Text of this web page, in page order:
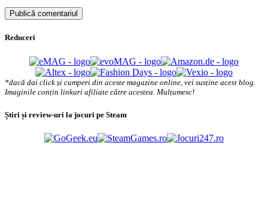
Reduceri
*dacă dai click și cumperi din aceste magazine online, vei susține acest blog.
Imaginile conțin linkuri afiliate către acestea. Mulțumesc!
Știri și review-uri la jocuri pe Steam